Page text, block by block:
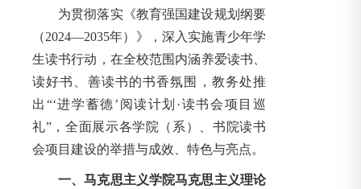
为贯彻落实《教育强国建设规划纲要
（2024—2035年）》，深入实施青少年学
生读书行动，在全校范围内涵养爱读书、
读好书、善读书的书香氛围，教务处推
出“‘进学蓄德’阅读计划·读书会项目巡
礼”，全面展示各学院（系）、书院读书
会项目建设的举措与成效、特色与亮点。
一、马克思主义学院马克思主义理论